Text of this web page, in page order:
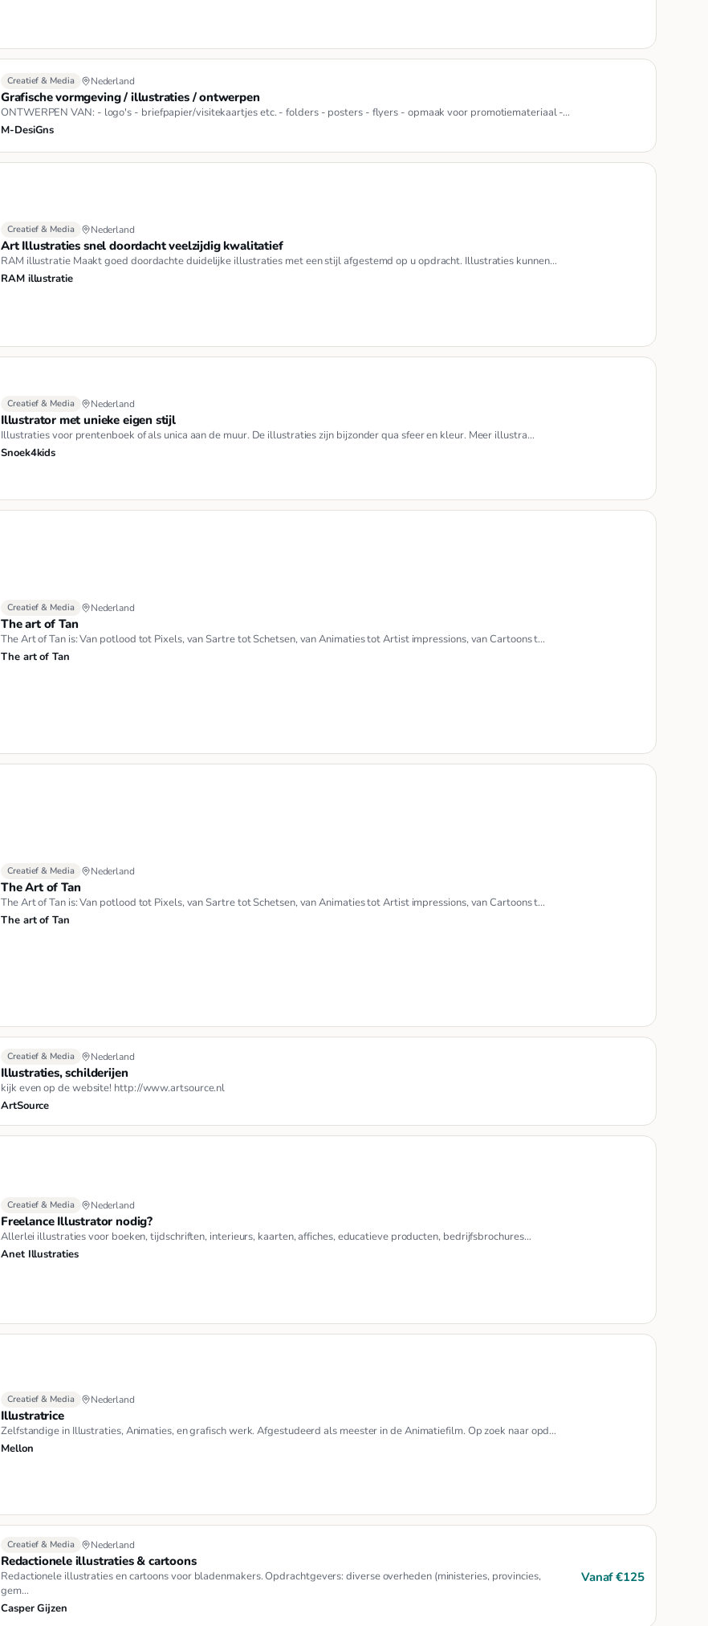
Creatief & Media Nederland
Grafische vormgeving / illustraties / ontwerpen
ONTWERPEN VAN: - logo's - briefpapier/visitekaartjes etc. - folders - posters - flyers - opmaak voor promotiemateriaal -…
M-DesiGns
Creatief & Media Nederland
Art Illustraties snel doordacht veelzijdig kwalitatief
RAM illustratie Maakt goed doordachte duidelijke illustraties met een stijl afgestemd op u opdracht. Illustraties kunnen…
RAM illustratie
Creatief & Media Nederland
Illustrator met unieke eigen stijl
Illustraties voor prentenboek of als unica aan de muur. De illustraties zijn bijzonder qua sfeer en kleur. Meer illustra…
Snoek4kids
Creatief & Media Nederland
The art of Tan
The Art of Tan is: Van potlood tot Pixels, van Sartre tot Schetsen, van Animaties tot Artist impressions, van Cartoons t…
The art of Tan
Creatief & Media Nederland
The Art of Tan
The Art of Tan is: Van potlood tot Pixels, van Sartre tot Schetsen, van Animaties tot Artist impressions, van Cartoons t…
The art of Tan
Creatief & Media Nederland
Illustraties, schilderijen
kijk even op de website! http://www.artsource.nl
ArtSource
Creatief & Media Nederland
Freelance Illustrator nodig?
Allerlei illustraties voor boeken, tijdschriften, interieurs, kaarten, affiches, educatieve producten, bedrijfsbrochures…
Anet Illustraties
Creatief & Media Nederland
Illustratrice
Zelfstandige in Illustraties, Animaties, en grafisch werk. Afgestudeerd als meester in de Animatiefilm. Op zoek naar opd…
Mellon
Creatief & Media Nederland
Redactionele illustraties & cartoons
Redactionele illustraties en cartoons voor bladenmakers. Opdrachtgevers: diverse overheden (ministeries, provincies,
gem…
Casper Gijzen
Vanaf €125